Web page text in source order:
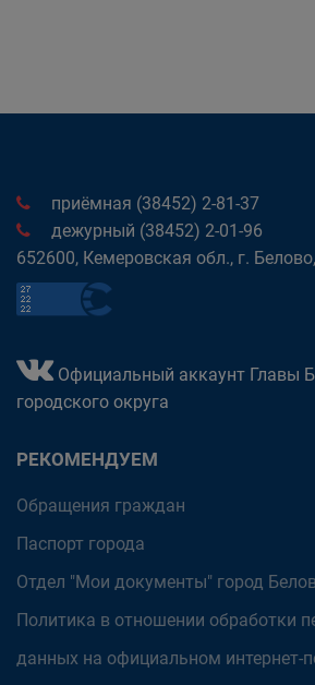
приёмная (38452) 2-81-37
дежурный (38452) 2-01-96
652600, Кемеровская обл., г.
Официальный аккаунт Главы
городского округа
РЕКОМЕНДУЕМ
Обращения граждан
Паспорт города
Отдел "Мои документы" город
Политика в отношении обработки
данных на официальном интернет-